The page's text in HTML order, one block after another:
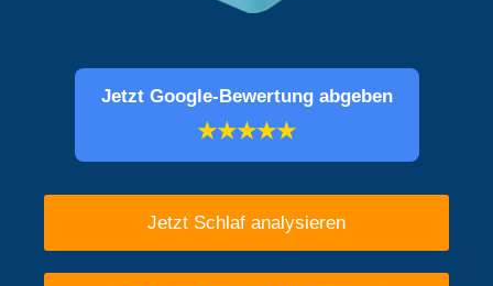
Jetzt Google-Bewertung abgeben
★★★★★
Jetzt Schlaf analysieren